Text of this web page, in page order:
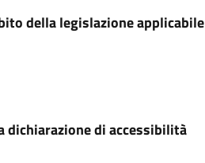
della legislazione applicabile
di accessibilità